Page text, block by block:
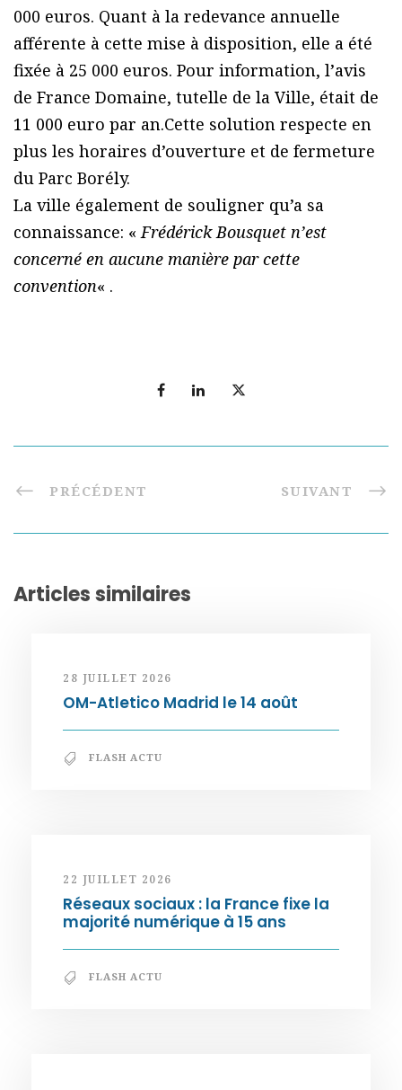
000 euros. Quant à la redevance annuelle
afférente à cette mise à disposition, elle a été
fixée à 25 000 euros. Pour information, lʼavis
de France Domaine, tutelle de la Ville, était de
11 000 euro par an.Cette solution respecte en
plus les horaires d’ouverture et de fermeture
du Parc Borély.
La ville également de souligner qu’a sa
connaissance: «Frédérick Bousquet nʼest
concerné en aucune manière par cette
convention« .
PRÉCÉDENT SUIVANT
Articles similaires
28 JUILLET 2026
OM-Atletico Madrid le 14 août
FLASH ACTU
22 JUILLET 2026
Réseaux sociaux : la France fixe la
majorité numérique à 15 ans
FLASH ACTU